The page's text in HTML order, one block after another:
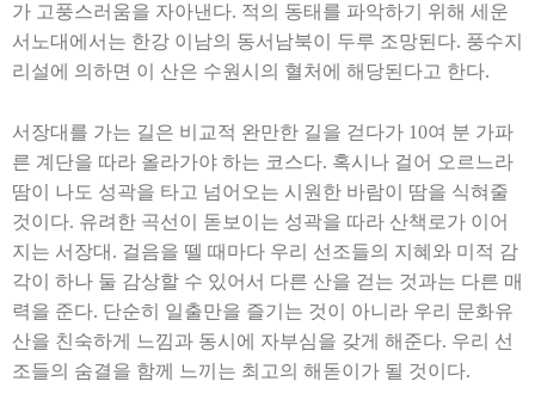
가 고풍스러움을 자아낸다. 적의 동태를 파악하기 위해 세운
서노대에서는 한강 이남의 동서남북이 두루 조망된다. 풍수지
리설에 의하면 이 산은 수원시의 혈처에 해당된다고 한다.
서장대를 가는 길은 비교적 완만한 길을 걷다가 10여 분 가파
른 계단을 따라 올라가야 하는 코스다. 혹시나 걸어 오르느라
땀이 나도 성곽을 타고 넘어오는 시원한 바람이 땀을 식혀줄
것이다. 유려한 곡선이 돋보이는 성곽을 따라 산책로가 이어
지는 서장대 . 걸음을 뗄 때마다 우리 선조들의 지혜와 미적 감
각이 하나 둘 감상할 수 있어서 다른 산을 걷는 것과는 다른 매
력을 준다. 단순히 일출만을 즐기는 것이 아니라 우리 문화유
산을 친숙하게 느낌과 동시에 자부심을 갖게 해준다. 우리 선
조들의 숨결을 함께 느끼는 최고의 해돋이가 될 것이다.